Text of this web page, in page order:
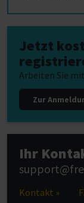
Jetzt
Arbeiten Sie
Zur
Ihr
Kontakt »